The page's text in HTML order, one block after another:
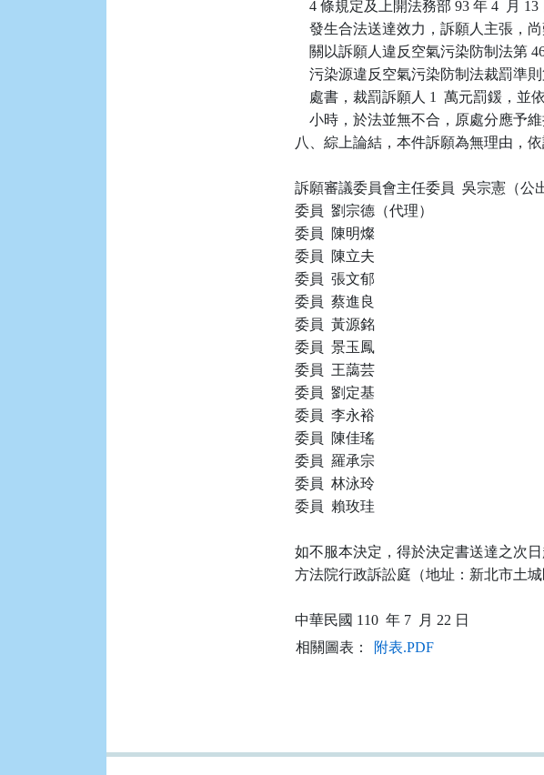
4 條規定及上開法務部 93 年 4  月
發生合法送達效力，訴願人主張，
關以訴願人違反空氣污染防制法第
污染源違反空氣污染防制法裁罰準則
處書，裁罰訴願人 1  萬元罰鍰，
小時，於法並無不合，原處分應予維
八、綜上論結，本件訴願為無理由，
訴願審議委員會主任委員  吳宗憲（公
委員  劉宗德（代理）
委員  陳明燦
委員  陳立夫
委員  張文郁
委員  蔡進良
委員  黃源銘
委員  景玉鳳
委員  王藹芸
委員  劉定基
委員  李永裕
委員  陳佳瑤
委員  羅承宗
委員  林泳玲
委員  賴玫珪
如不服本決定，得於決定書送達之次
方法院行政訴訟庭（地址：新北市土
相關圖表：
附表.PDF